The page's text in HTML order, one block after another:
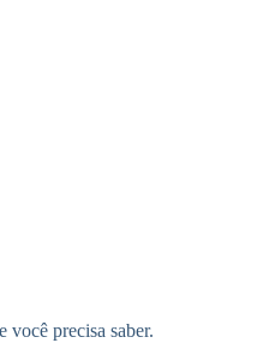
você precisa saber.